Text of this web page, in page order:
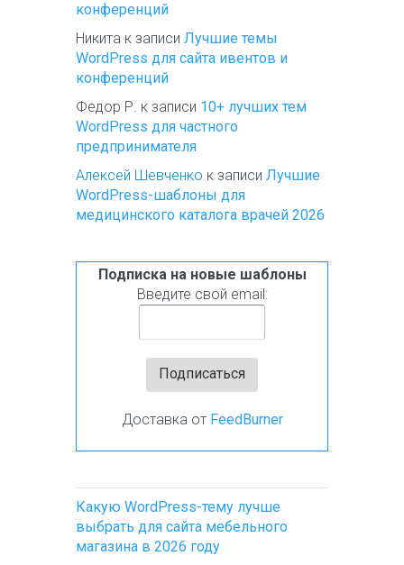
конференций
Никита к записи Лучшие темы
WordPress для сайта ивентов и
конференций
Федор Р. к записи 10+ лучших тем
WordPress для частного
предпринимателя
Алексей Шевченко к записи Лучшие
WordPress-шаблоны для
медицинского каталога врачей 2026
Подписка на новые шаблоны
Введите свой email:
Доставка от FeedBurner
Какую WordPress-тему лучше
выбрать для сайта мебельного
магазина в 2026 году